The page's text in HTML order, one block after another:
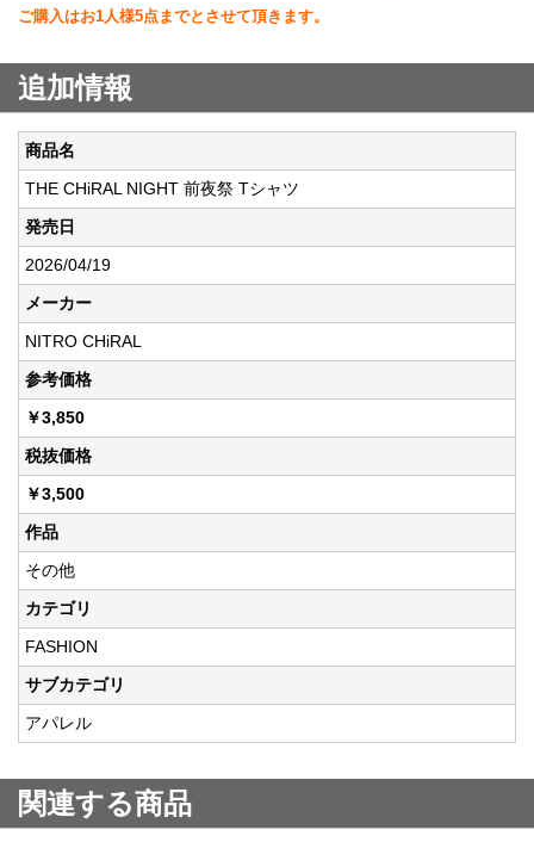
ご購入はお1人様5点までとさせて頂きます。
追加情報
商品名
THE CHiRAL NIGHT 前夜祭 Tシャツ
発売日
2026/04/19
メーカー
NITRO CHiRAL
参考価格
￥3,850
税抜価格
￥3,500
作品
その他
カテゴリ
FASHION
サブカテゴリ
アパレル
関連する商品